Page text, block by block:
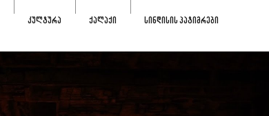
ᲙᲣᲚᲢᲣᲠᲐ ᲥᲐᲚᲐᲥᲘ ᲡᲘᲜᲓᲘᲡᲘᲡ ᲞᲐᲢᲘᲛᲠᲔᲑᲘ